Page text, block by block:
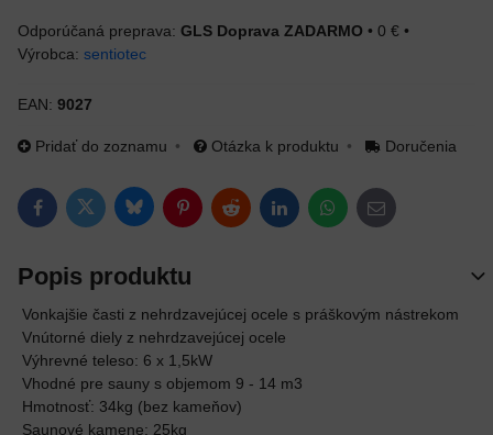
GLS Doprava ZADARMO • 0 € •
Výrobca: sentiotec
EAN: 9027
Pridať do zoznamu Otázka k produktu Doručenia
FacebookTwitterBlueskyPinterestRedditLinkedInWhatsApp
E-mail
Popis produktu
Vonkajšie časti z nehrdzavejúcej ocele s práškovým nástrekom
Vnútorné diely z nehrdzavejúcej ocele
Výhrevné teleso: 6 x 1,5kW
Vhodné pre sauny s objemom 9 - 14 m3
Hmotnosť: 34kg (bez kameňov)
Saunové kamene: 25kg